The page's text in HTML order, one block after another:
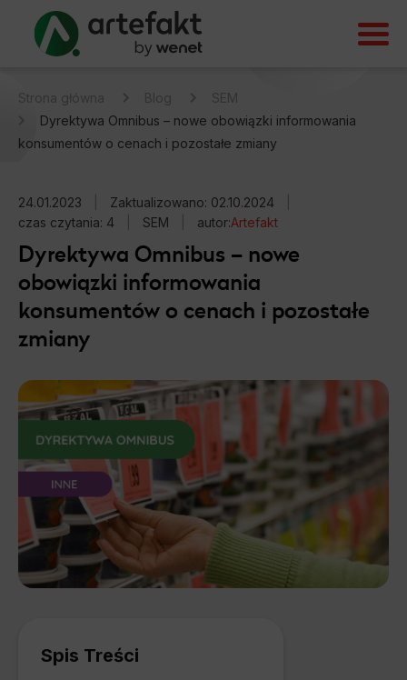
Strona główna Blog
SEM
Dyrektywa Omnibus – nowe obowiązki informowania
konsumentów o cenach i pozostałe zmiany
24.01.2023 Zaktualizowano: 02.10.2024
czas czytania: 4
SEM autor:Artefakt
Dyrektywa Omnibus – nowe
obowiązki informowania
konsumentów o cenach i pozostałe
zmiany
Spis Treści